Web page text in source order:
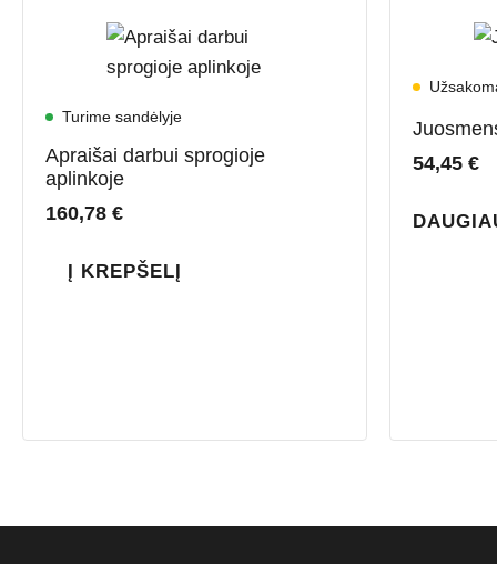
Turime sandėlyje
Apraišai darbui sprogioje
aplinkoje
160,78 €
Į KREPŠELĮ
54,45 €